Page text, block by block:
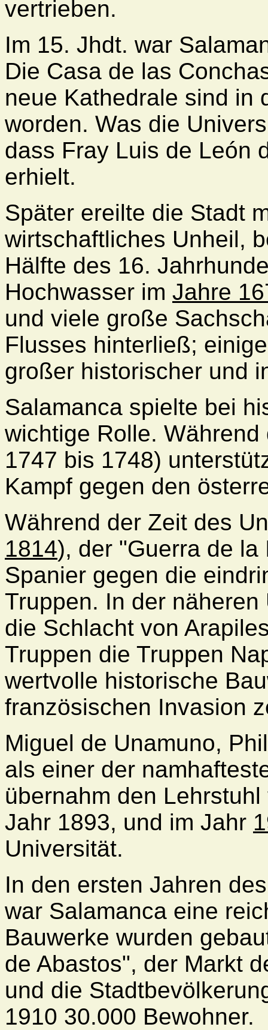
vertrieben.
Im 15. Jhdt. war
Die Casa de las
neue Kathedrale sind in
worden. Was die
dass Fray Luis de León
erhielt.
Später ereilte die Stadt
wirtschaftliches Unheil,
Hälfte des 16.
Hochwasser im Jahre
und viele große
Flusses hinterließ;
großer historischer und
Salamanca spielte bei
wichtige Rolle.
1747 bis 1748)
Kampf gegen den
Während der Zeit des
1814), der "Guerra de
Spanier gegen die
Truppen. In der
die Schlacht von
Truppen die Truppen
wertvolle historische
französischen Invasion
Miguel de Unamuno,
als einer der
übernahm den
Jahr 1893, und im Jahr
Universität.
In den ersten Jahren
war Salamanca eine
Bauwerke wurden
de Abastos", der Markt
und die
1910 30.000 Bewohner.